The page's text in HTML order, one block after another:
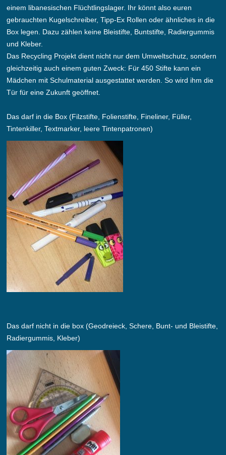
einem libanesischen Flüchtlingslager. Ihr könnt also euren
gebrauchten Kugelschreiber, Tipp-Ex Rollen oder ähnliches in die
Box legen. Dazu zählen keine Bleistifte, Buntstifte, Radiergummis
und Kleber.
Das Recycling Projekt dient nicht nur dem Umweltschutz, sondern
gleichzeitig auch einem guten Zweck: Für 450 Stifte kann ein
Mädchen mit Schulmaterial ausgestattet werden. So wird ihm die
Tür für eine Zukunft geöffnet.
Das darf in die Box (Filzstifte, Folienstifte, Fineliner, Füller,
Tintenkiller, Textmarker, leere Tintenpatronen)
Das darf nicht in die box (Geodreieck, Schere, Bunt- und Bleistifte,
Radiergummis, Kleber)